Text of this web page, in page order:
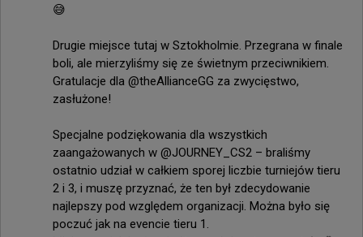
😅
Drugie miejsce tutaj w Sztokholmie. Przegrana w finale
boli, ale mierzyliśmy się ze świetnym przeciwnikiem.
Gratulacje dla @theAllianceGG za zwycięstwo,
zasłużone!
Specjalne podziękowania dla wszystkich
zaangażowanych w @JOURNEY_CS2 – braliśmy
ostatnio udział w całkiem sporej liczbie turniejów tieru
2 i 3, i muszę przyznać, że ten był zdecydowanie
najlepszy pod względem organizacji. Można było się
poczuć jak na evencie tieru 1.